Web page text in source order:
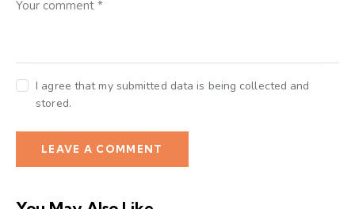
I agree that my submitted data is being collected and
stored.